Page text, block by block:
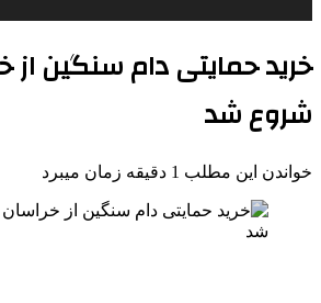
خرید حمایتی دام سنگین
شروع شد
خواندن این مطلب 1 دقیقه زمان میبرد